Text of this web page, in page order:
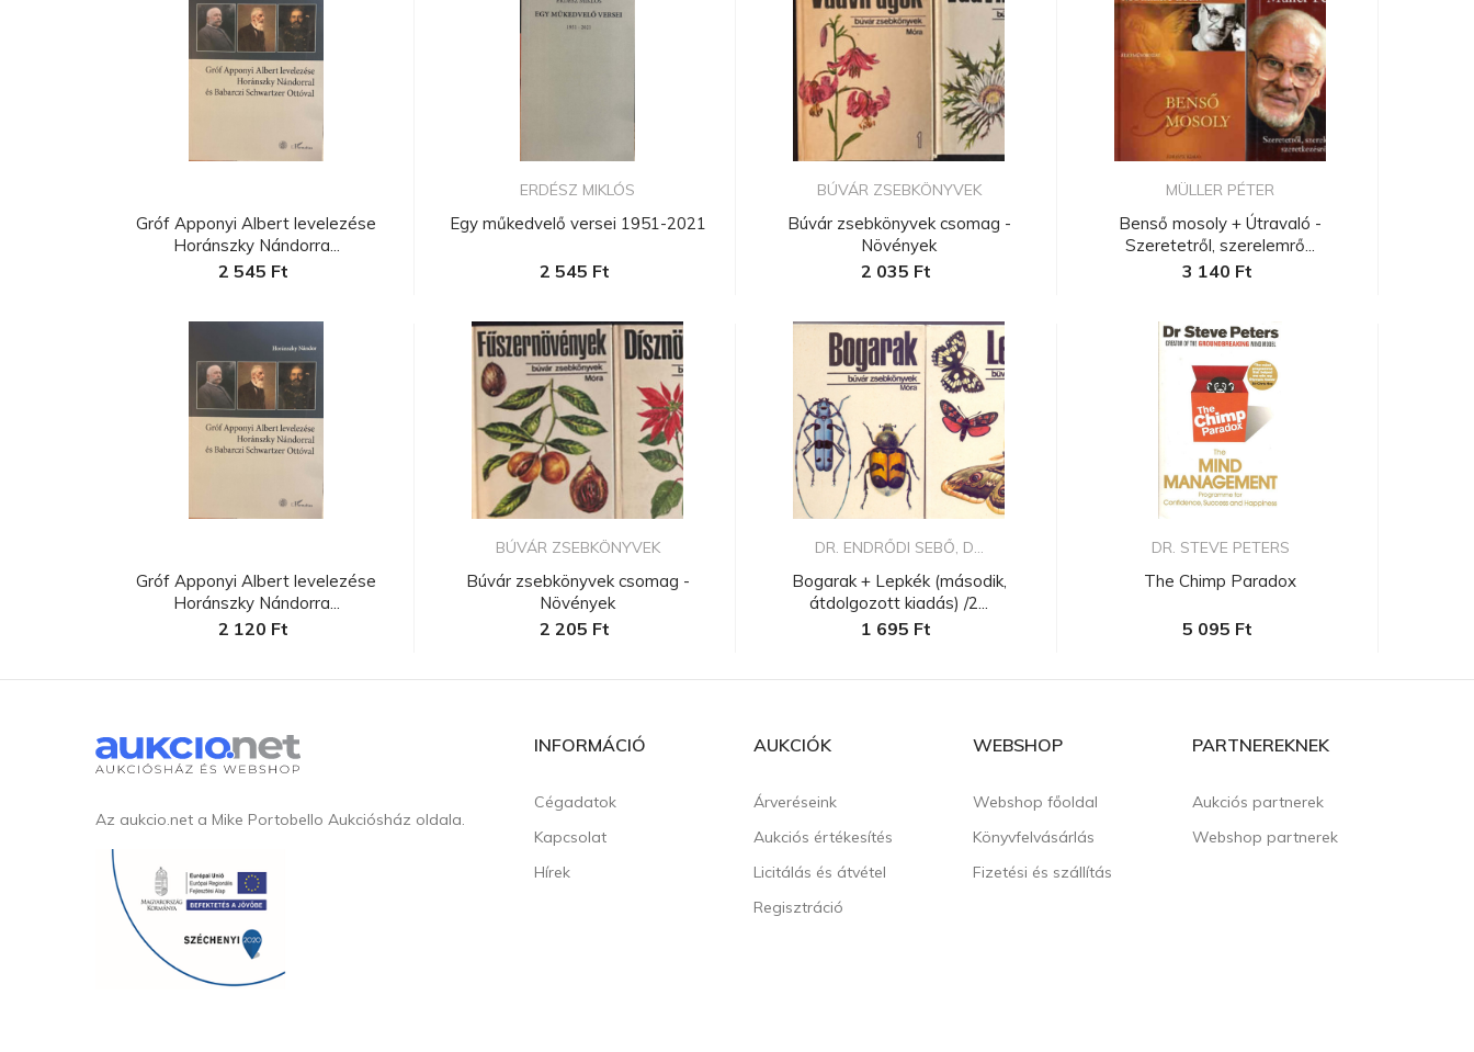
Gróf Apponyi Albert levelezése
Horánszky Nándorra...
2 545 Ft
Gróf Apponyi Albert levelezése
Horánszky Nándorra...
2 120 Ft
ERDÉSZ MIKLÓS
Egy műkedvelő versei 1951-2021
2 545 Ft
BÚVÁR ZSEBKÖNYVEK
Búvár zsebkönyvek csomag -
Növények
2 205 Ft
BÚVÁR ZSEBKÖNYVEK
Búvár zsebkönyvek csomag -
Növények
2 035 Ft
DR. ENDRŐDI SEBŐ, D...
Bogarak + Lepkék (második,
átdolgozott kiadás) /2...
1 695 Ft
MÜLLER PÉTER
Benső mosoly + Útravaló -
Szeretetről, szerelemrő...
3 140 Ft
DR. STEVE PETERS
The Chimp Paradox
5 095 Ft
Az aukcio.net a Mike Portobello Aukciósház oldala.
INFORMÁCIÓ
Cégadatok
Kapcsolat
Hírek
AUKCIÓK
Árveréseink
Aukciós értékesítés
Licitálás és átvétel
Regisztráció
WEBSHOP
Webshop főoldal
Könyvfelvásárlás
Fizetési és szállítás
PARTNEREKNEK
Aukciós partnerek
Webshop partnerek